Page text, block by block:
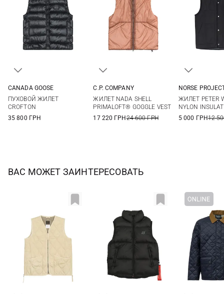
3XL
CANADA GOOSE
ПУХОВОЙ ЖИЛЕТ
CROFTON
35 800 ГРН
C.P. COMPANY
ЖИЛЕТ NADA SHELL
PRIMALOFT® GOGGLE VEST
17 220 ГРН24 600 ГРН
NORSE
ЖИЛЕТ PETER
NYLON
5 000 ГРН12
ВАС МОЖЕТ ЗАИНТЕРЕСОВАТЬ